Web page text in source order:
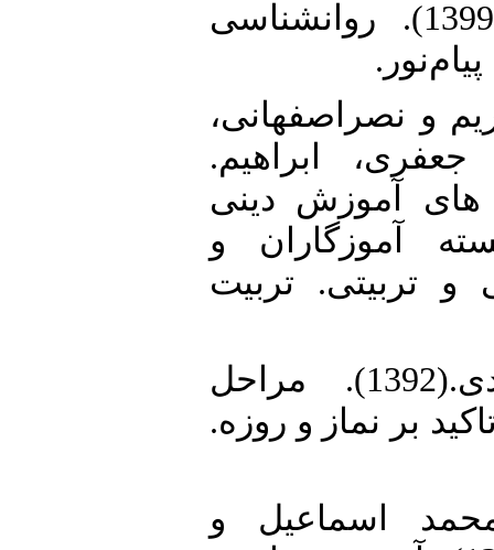
11. سیف، علی‌اکبر.(1399). روانشناسی
و نصراصفهانی،
ابراهیم.
های آموزش دینی
آموزگاران و
تربیتی. تربیت
13. شکراللهی، مهدی.(1392). مراحل
بر نماز و روزه.
اسماعیل و